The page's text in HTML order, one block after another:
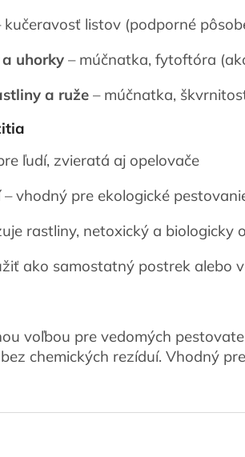
kučeravosť listov (podporné
uhorky – múčnatka, fytoftóra
a ruže – múčnatka,
ľudí, zvieratá aj opelovače
– vhodný pre ekologické
rastliny, netoxický a biologicky
ako samostatný postrek alebo
voľbou pre vedomých
chemických rezíduí. Vhodný